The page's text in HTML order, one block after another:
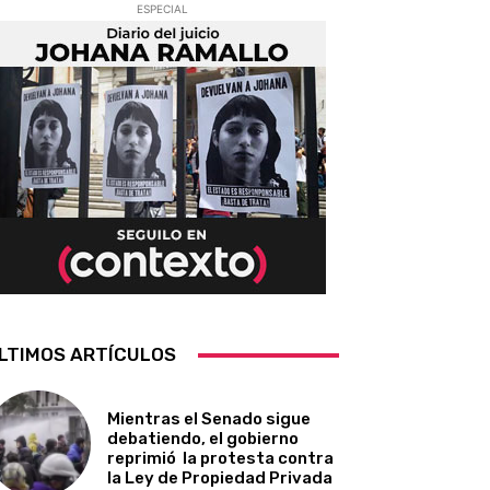
ESPECIAL
ARTÍCULOS
Mientras el Senado sigue
debatiendo, el gobierno
reprimió la protesta contra
la Ley de Propiedad Privada